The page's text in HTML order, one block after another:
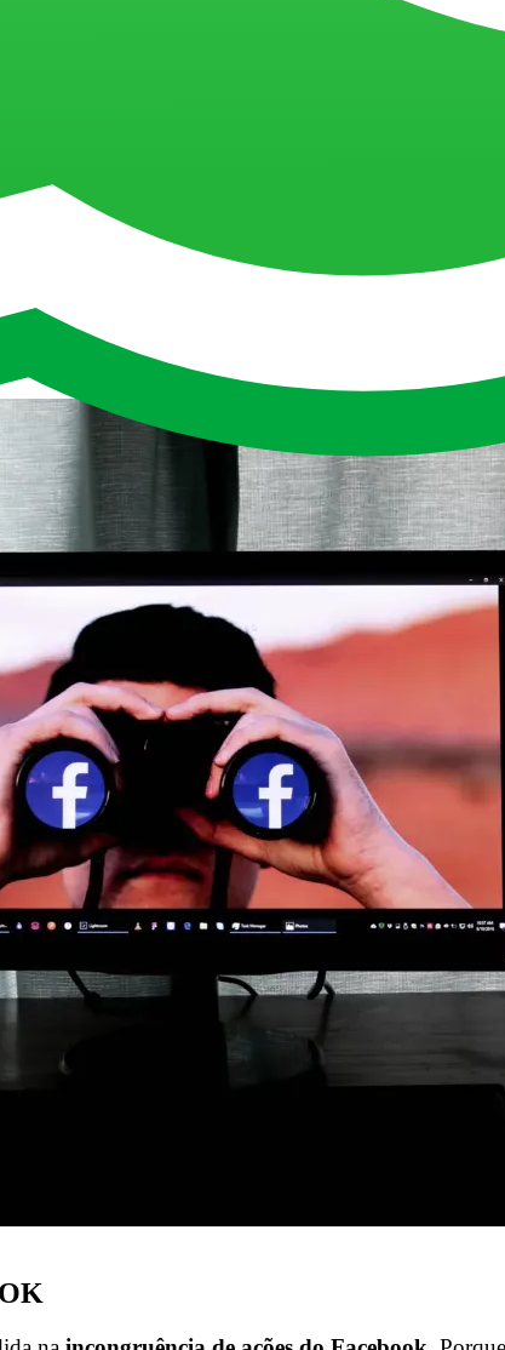
não só por dominarem o produto que
tradicionais por apostarem em iniciativas
Facebook, Google, Amazon e Netflix
ajudam,
seu nome e o tema “dados” muito associados. Só